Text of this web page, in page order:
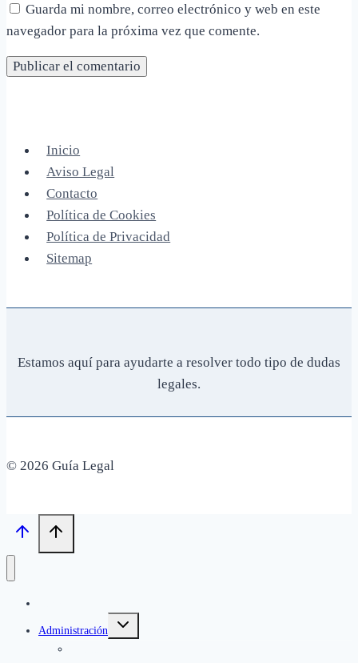
Guarda mi nombre, correo electrónico y web en este
navegador para la próxima vez que comente.
Inicio
Aviso Legal
Contacto
Política de Cookies
Política de Privacidad
Sitemap
Estamos aquí para ayudarte a resolver todo tipo de dudas
legales.
© 2026 Guía Legal
Administración
Alternar